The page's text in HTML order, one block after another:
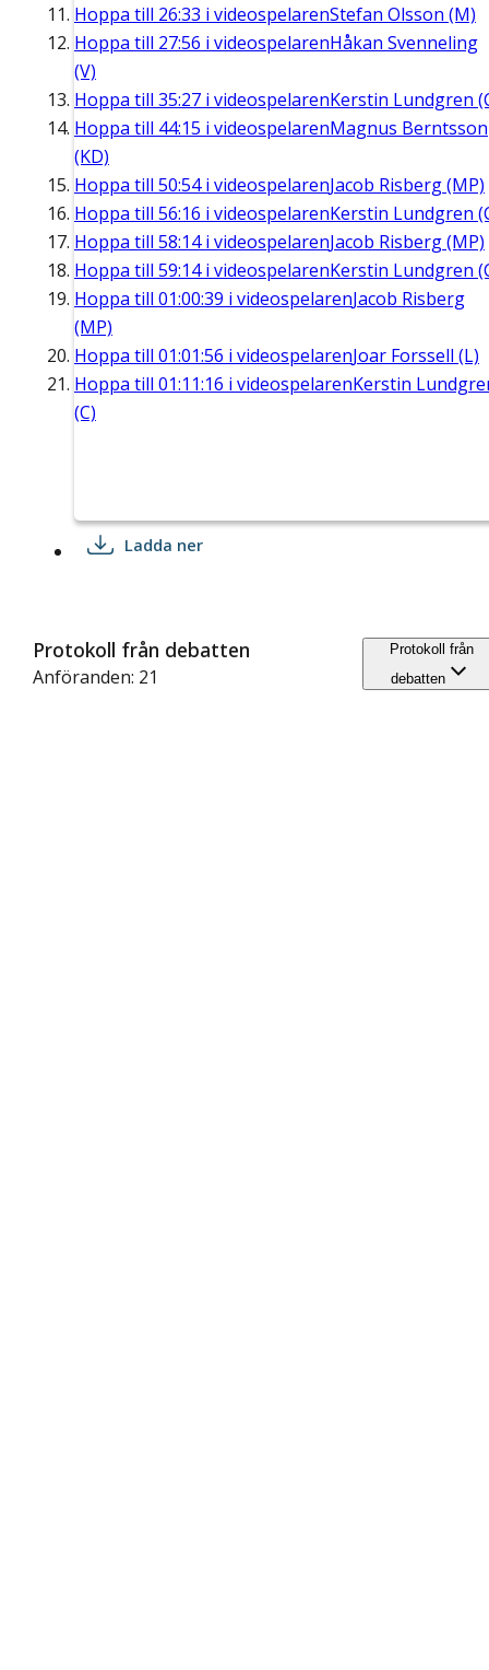
Hoppa till 26:33 i videospelarenStefan Olsson (M)
Hoppa till 27:56 i videospelarenHåkan Svenneling
(V)
Hoppa till 35:27 i videospelarenKerstin Lundgren
Hoppa till 44:15 i videospelarenMagnus Berntsson
(KD)
Hoppa till 50:54i videospelarenJacob Risberg (MP)
Hoppa till 56:16 i videospelarenKerstin Lundgren
Hoppa till 58:14i videospelarenJacob Risberg (MP)
Hoppa till 59:14i videospelarenKerstin Lundgren
Hoppa till 01:00:39 i videospelarenJacob Risberg
(MP)
Hoppa till 01:01:56 i videospelarenJoar Forssell (L)
Hoppa till 01:11:16 i videospelarenKerstin
(C)
Ladda ner
Protokoll från debatten
Anföranden: 21
Protokoll från
debatten